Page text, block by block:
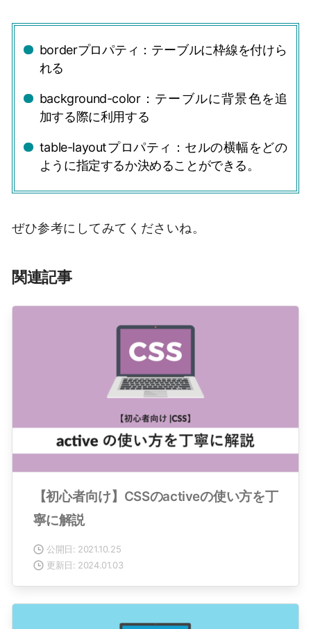
borderプロパティ：テーブルに枠線を付けら
れる
background-color：テーブルに背景色を追
加する際に利用する
table-layoutプロパティ：セルの横幅をどの
ように指定するか決めることができる。
ぜひ参考にしてみてくださいね。
関連記事
【初心者向け】CSSのactiveの使い方を丁
寧に解説
公開日: 2021.10.25
更新日: 2024.01.03